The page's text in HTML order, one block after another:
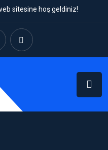
sitesine hoş geldiniz!